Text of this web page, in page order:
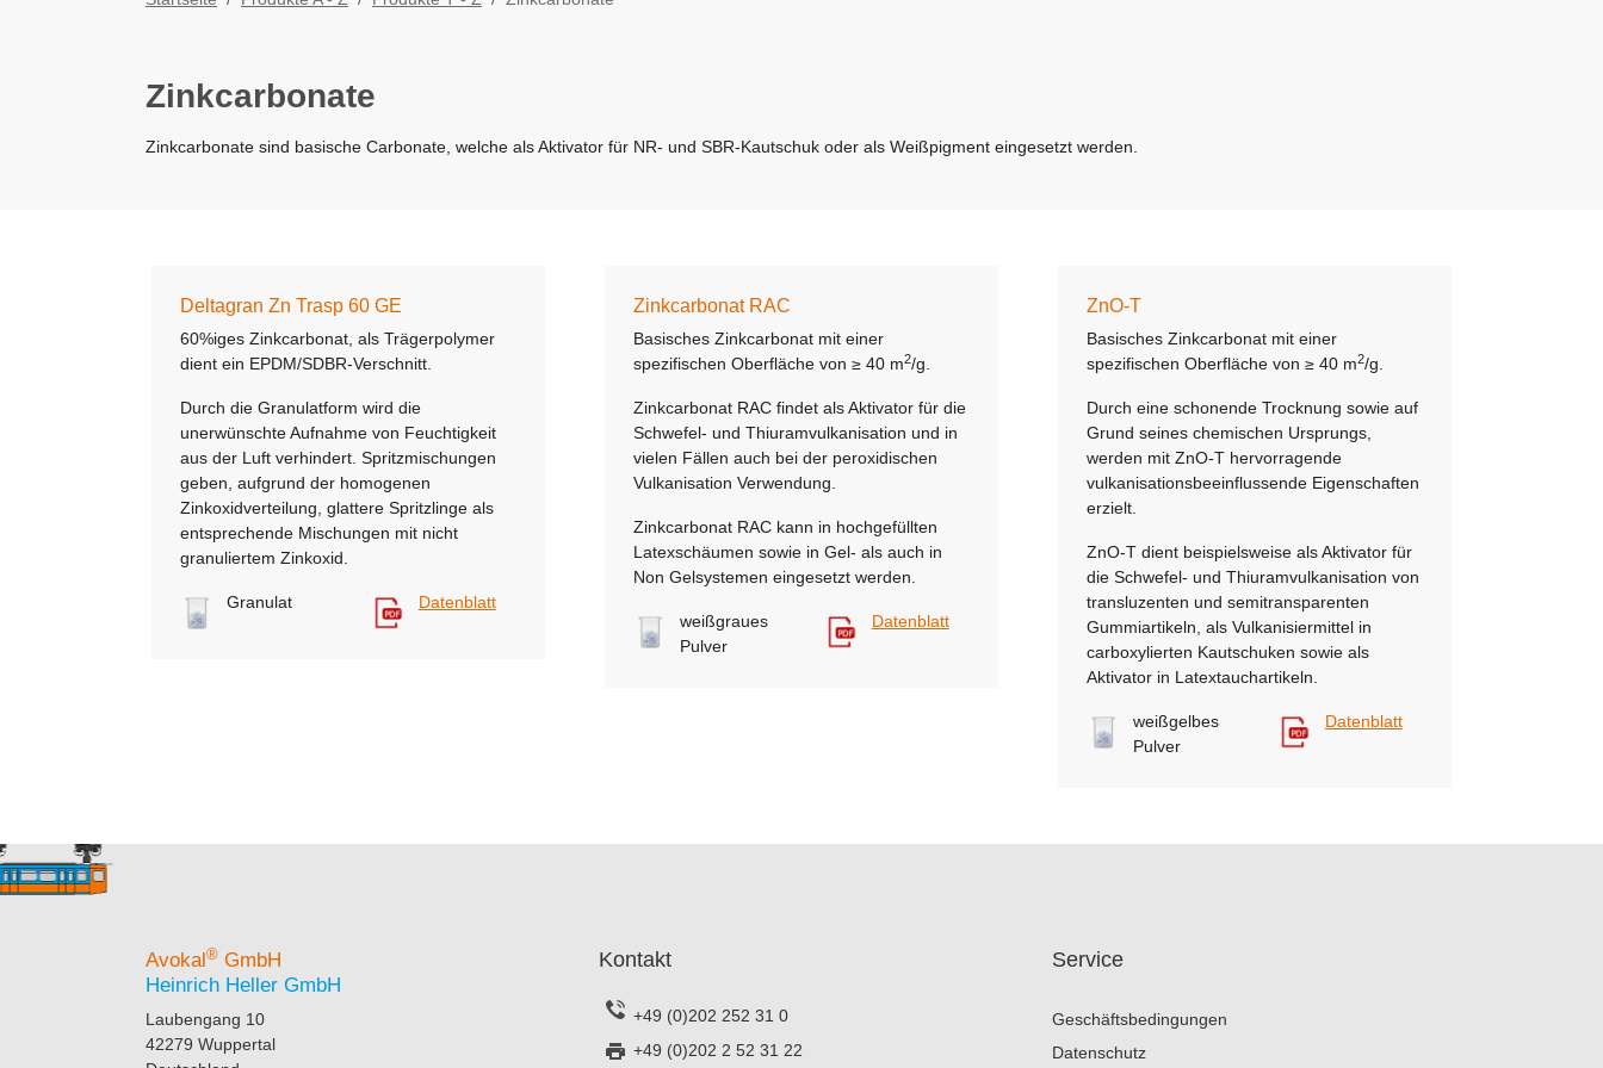
Zinkcarbonate
Zinkcarbonate sind basische Carbonate, welche als Aktivator für NR- und SBR-Kautschuk oder als Weißpigment eingesetzt werden.
Deltagran Zn Trasp 60 GE
60%iges Zinkcarbonat, als Trägerpolymer
dient ein EPDM/SDBR-Verschnitt.
Durch die Granulatform wird die
unerwünschte Aufnahme von Feuchtigkeit
aus der Luft verhindert. Spritzmischungen
geben, aufgrund der homogenen
Zinkoxidverteilung, glattere Spritzlinge als
entsprechende Mischungen mit nicht
granuliertem Zinkoxid.
Granulat Datenblatt
Zinkcarbonat RAC
Basisches Zinkcarbonat mit einer
spezifischen Oberfläche von ≥ 40 m2/g.
Zinkcarbonat RAC findet als Aktivator für die
Schwefel- und Thiuramvulkanisation und in
vielen Fällen auch bei der peroxidischen
Vulkanisation Verwendung.
Zinkcarbonat RAC kann in hochgefüllten
Latexschäumen sowie in Gel- als auch in
Non Gelsystemen eingesetzt werden.
weißgraues
Pulver
Datenblatt
ZnO-T
Basisches Zinkcarbonat mit einer
spezifischen Oberfläche von ≥ 40 m2/g.
Durch eine schonende Trocknung sowie auf
Grund seines chemischen Ursprungs,
werden mit ZnO-T hervorragende
vulkanisationsbeeinflussende Eigenschaften
erzielt.
ZnO-T dient beispielsweise als Aktivator für
die Schwefel- und Thiuramvulkanisation von
transluzenten und semitransparenten
Gummiartikeln, als Vulkanisiermittel in
carboxylierten Kautschuken sowie als
Aktivator in Latextauchartikeln.
weißgelbes
Pulver
Datenblatt
Avokal ® GmbH
Heinrich Heller GmbH
Laubengang 10
42279 Wuppertal
Kontakt
+49 (0)202 252 31 0
+49 (0)202 2 52 31 22
Service
Geschäftsbedingungen
Datenschutz